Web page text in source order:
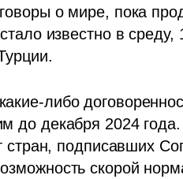
о мире, пока
известно в среду,
либо
до декабря 2024
стран, подписавших
скорой